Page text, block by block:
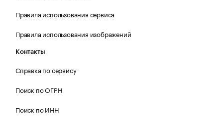
Правила использования сервиса
Правила использования изображений
Контакты
Справка по сервису
Поиск по ОГРН
Поиск по ИНН